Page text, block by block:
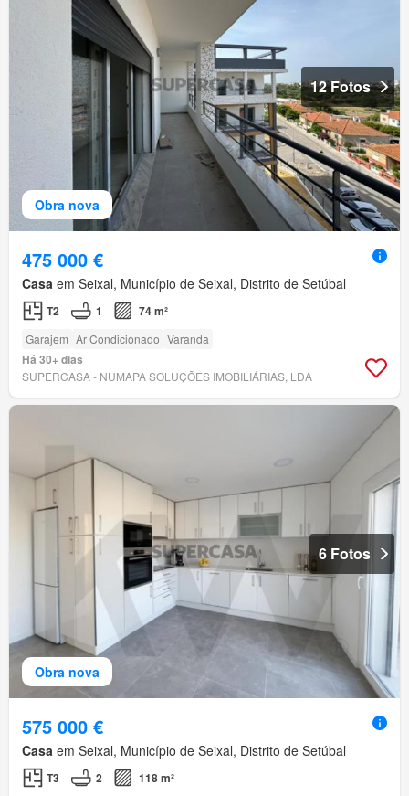
Obra nova
12 Fotos
475 000 €
Casa em Seixal, Município de Seixal, Distrito de Setúbal
T2 1 74 m²
Garajem Ar Condicionado Varanda
Há 30+ dias
SUPERCASA - NUMAPA SOLUÇÕES IMOBILIÁRIAS, LDA
Obra nova
6 Fotos
575 000 €
Casa em Seixal, Município de Seixal, Distrito de Setúbal
T3 2 118 m²